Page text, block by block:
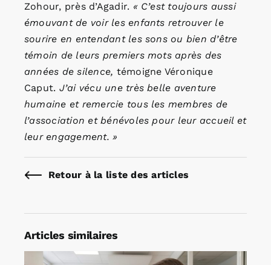
Zohour, près d’Agadir. « C’est toujours aussi
émouvant de voir les enfants retrouver le
sourire en entendant les sons ou bien d’être
témoin de leurs premiers mots après des
années de silence, témoigne Véronique
Caput. J’ai vécu une très belle aventure
humaine et remercie tous les membres de
l’association et bénévoles pour leur accueil et
leur engagement. »
Retour à la liste des articles
Articles similaires